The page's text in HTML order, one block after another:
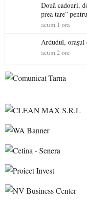
Două cadouri,
prea tare”
acum 1 ora
acum 2 ore